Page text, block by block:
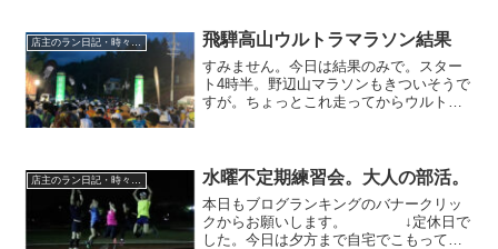
もらいたいからでしょ...
店主のラン日記・時々水泳 飛騨高山ウルトラマラソン結果
すみません。今日は結果のみで。スター
ト4時半。野辺山マラソンもきついそうで
すが。ちょっとこれ走ってからウルトラ
って。でもゴールでき...
水曜不定期練習会。大人の部活。
本日もブログランキングのバナークリッ
クからお願いします。 ↓定休日で
した。今日は夕方まで自宅でこもってま